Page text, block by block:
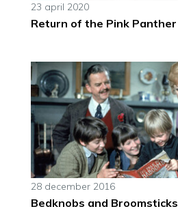
23 april 2020
Return of the Pink Panther
28 december 2016
Bedknobs and Broomsticks